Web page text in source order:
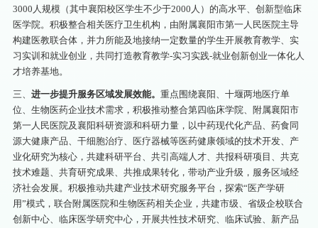
3000人规模（其中襄阳校区学生不少于2000人）的高水平、创新型临床
医学院。积极整合相关医疗卫生机构，由附属襄阳市第一人民医院主导
构建医教联合体，并力所能及地接纳一定数量的学生开展教育教学、实
习实训和就业创业，共同打造教育教学-实习实践-就业创新创业一体化人
才培养基地。
三、 进一步提升服务区域发展效能。 重点围绕襄阳、十堰两地医疗单
位、生物医药企业技术需求，积极推动整合第四临床学院、附属襄阳市
第一人民医院及襄阳科研资源和科研力量，以中药现代化产品、药食同
源大健康产品、干细胞治疗、医疗器械等医药健康领域的技术开发、产
业化研究为核心，共建科研平台、共引高端人才、共报科研项目、共克
技术难题、共育研究成果、共推成果转化，带动产业升级，服务区域经
济社会发展。积极推动共建产业技术研究服务平台，探索“医产学研
用”模式，联合附属医院和生物医药相关企业，共建市级、省级企校联合
创新中心、临床医学研究中心，开展共性技术研究、临床试验、新产品